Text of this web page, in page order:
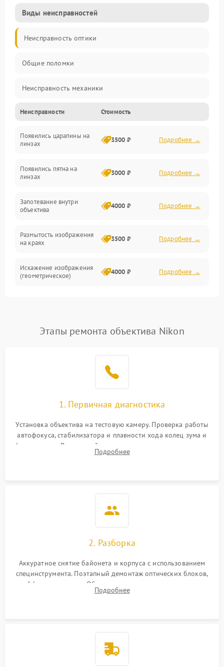
Виды неисправностей
Неисправность оптики
Общие поломки
Неисправность механики
Неисправность электроники (если объектив с мотором/
Прочие неисправности
Неисправности Стоимость
Появились царапины на
линзах
3500 ₽ Подробнее →
Появились пятна на
линзах
3000 ₽ Подробнее →
Запотевание внутри
объектива
4000 ₽ Подробнее →
Размытость изображения
на краях
3500 ₽ Подробнее →
Искажение изображения
(геометрическое)
4000 ₽ Подробнее →
Проблемы с резкостью
Этапы ремонта объектива Nikon
1. Первичная диагностика
Установка объектива на тестовую камеру. Проверка работы
автофокуса, стабилизатора и плавности хода колец зума и
фокусировки. Визуальный осмотр линз на наличие царапин,
грибка, пыли и оценка состояния контактов байонета.
Подробнее
2. Разборка
Аккуратное снятие байонета и корпуса с использованием
специнструмента. Поэтапный демонтаж оптических блоков,
шлейфов и приводов. Обязательная маркировка положения
линзовых групп для сохранения заводской центровки при
Подробнее